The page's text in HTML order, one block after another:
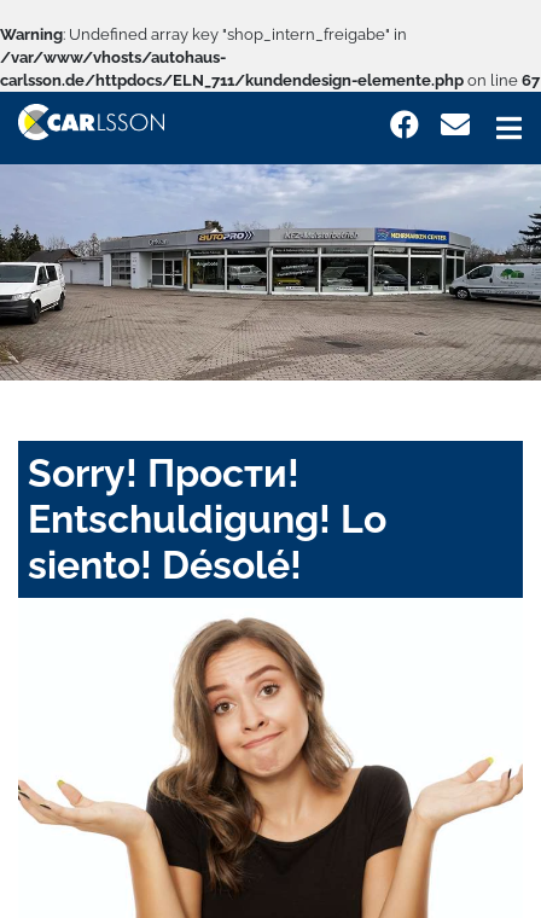
Warning: Undefined array key "shop_intern_freigabe" in
/var/www/vhosts/autohaus-
carlsson.de/httpdocs/ELN_711/kundendesign-elemente.php on line 67
Sorry! Прости!
Entschuldigung! Lo
siento! Désolé!